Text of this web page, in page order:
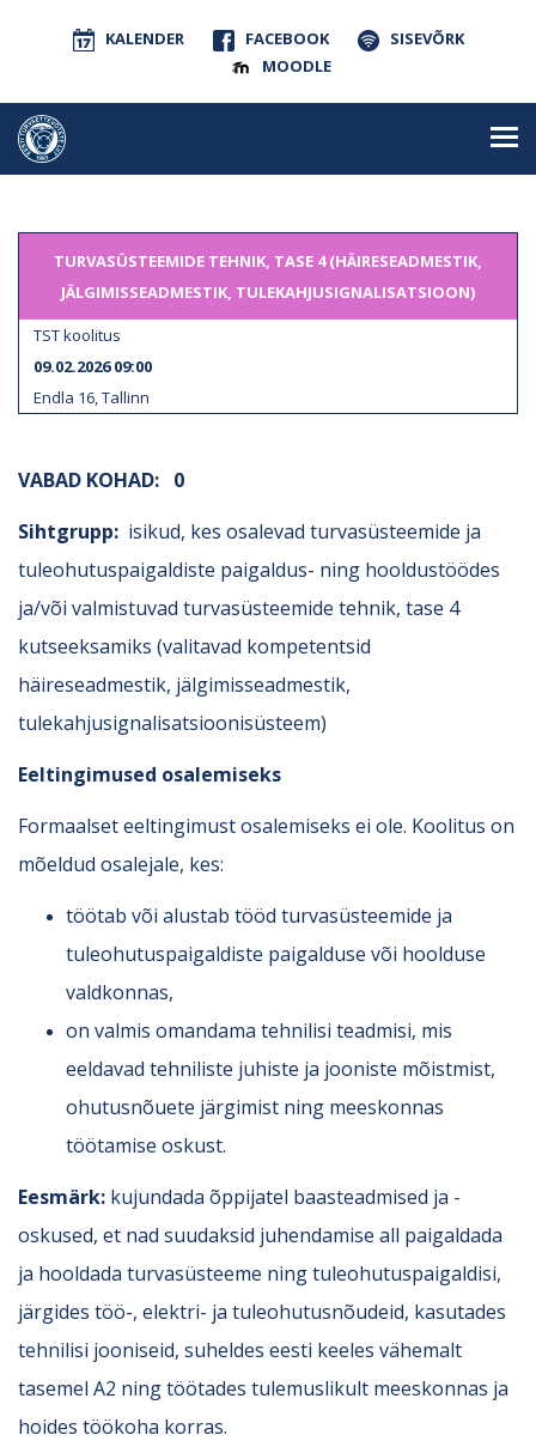
KALENDER FACEBOOK
SISEVÕRK
MOODLE
TURVASÜSTEEMIDE TEHNIK, TASE 4 (HÄIRESEADMESTIK,
JÄLGIMISSEADMESTIK, TULEKAHJUSIGNALISATSIOON)
TST koolitus
09.02.2026 09:00
Endla 16, Tallinn
VABAD KOHAD: 0
Sihtgrupp: isikud, kes osalevad turvasüsteemide ja
tuleohutuspaigaldiste paigaldus- ning hooldustöödes
ja/või valmistuvad turvasüsteemide tehnik, tase 4
kutseeksamiks (valitavad kompetentsid
häireseadmestik, jälgimisseadmestik,
tulekahjusignalisatsioonisüsteem)
Eeltingimused osalemiseks
Formaalset eeltingimust osalemiseks ei ole. Koolitus on
mõeldud osalejale, kes:
töötab või alustab tööd turvasüsteemide ja
tuleohutuspaigaldiste paigalduse või hoolduse
valdkonnas,
on valmis omandama tehnilisi teadmisi, mis
eeldavad tehniliste juhiste ja jooniste mõistmist,
ohutusnõuete järgimist ning meeskonnas
töötamise oskust.
Eesmärk: kujundada õppijatel baasteadmised ja -
oskused, et nad suudaksid juhendamise all paigaldada
ja hooldada turvasüsteeme ning tuleohutuspaigaldisi,
järgides töö-, elektri- ja tuleohutusnõudeid, kasutades
tehnilisi jooniseid, suheldes eesti keeles vähemalt
tasemel A2 ning töötades tulemuslikult meeskonnas ja
hoides töökoha korras.